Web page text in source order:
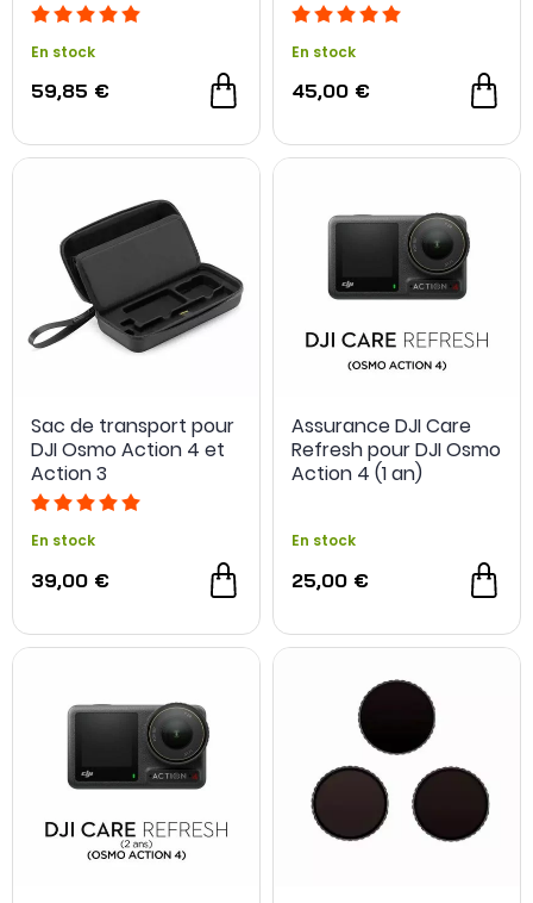
En stock
59,85 €
En stock
45,00 €
Sac de transport pour
DJI Osmo Action 4 et
Action 3
En stock
39,00 €
Assurance DJI Care
Refresh pour DJI Osmo
Action 4 (1 an)
En stock
25,00 €